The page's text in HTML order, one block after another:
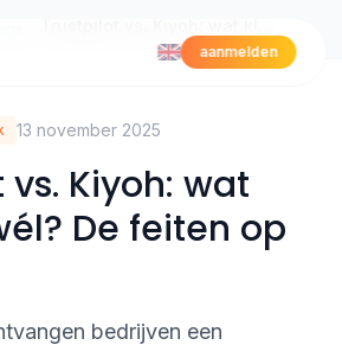
aanmelden
13 november 2025
Kiyoh: wat
De feiten op
bedrijven een